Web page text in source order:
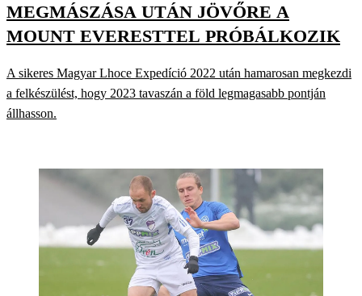
MEGMÁSZÁSA UTÁN JÖVŐRE A
MOUNT EVERESTTEL PRÓBÁLKOZIK
A sikeres Magyar Lhoce Expedíció 2022 után hamarosan megkezdi
a felkészülést, hogy 2023 tavaszán a föld legmagasabb pontján
állhasson.